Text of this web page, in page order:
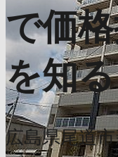
で価
を知
広島県尾道